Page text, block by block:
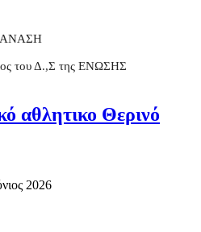
του Δ.,Σ της ΕΝΩΣΗΣ
αθλητικο Θερινό
2026